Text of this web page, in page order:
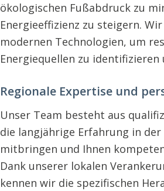
ökologischen Fußabdruck zu
Energieeffizienz zu steigern.
modernen Technologien, um
Energiequellen zu
Regionale Expertise und
Unser Team besteht aus
die langjährige Erfahrung in der
mitbringen und Ihnen
Dank unserer lokalen
kennen wir die spezifischen